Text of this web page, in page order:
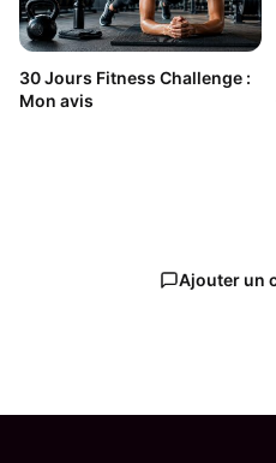
30 Jours Fitness Challenge :
Mon avis
Ajouter un